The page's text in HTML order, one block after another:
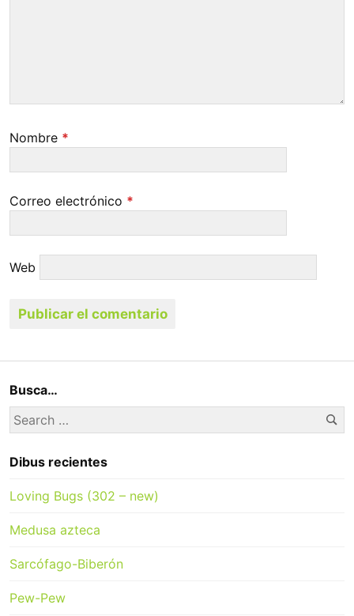
Nombre *
Correo electrónico *
Web
Busca…
Search
for:
Dibus recientes
Loving Bugs (302 – new)
Medusa azteca
Sarcófago-Biberón
Pew-Pew